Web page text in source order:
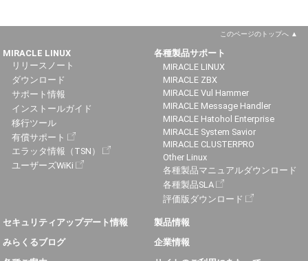
このページのトップへ
MIRACLE LINUX
リリースノート
ダウンロード
サポート情報
インストールガイド
移行ツール
有償サポート
エラッタ情報（TSN）
ユーザーズWiKi
各種製品サポート
MIRACLE LINUX
MIRACLE ZBX
MIRACLE Vul Hammer
MIRACLE Message Handler
MIRACLE Hatohol Enterprise
MIRACLE System Savior
MIRACLE CLUSTERPRO
Other Linux
各種製品マニュアルダウンロード
各種製品SLA
評価版ダウンロード
セキュリティアップデート情報
みらくるブログ
製品情報
企業情報